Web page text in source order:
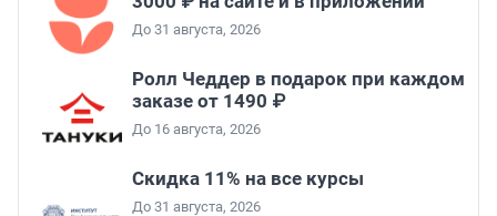
До 31 августа, 2026
Ролл Чеддер в подарок при каждом
заказе от 1490 ₽
До 16 августа, 2026
Скидка 11% на все курсы
До 31 августа, 2026